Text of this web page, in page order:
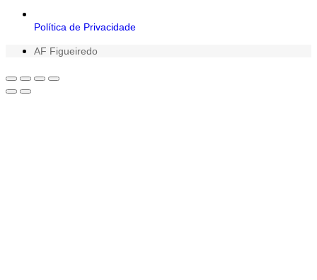
Política de Privacidade
AF Figueiredo